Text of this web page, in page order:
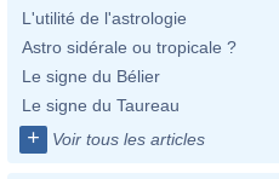
L'utilité de l'astrologie
Astro sidérale ou tropicale ?
Le signe du Bélier
Le signe du Taureau
+ Voir tous les articles